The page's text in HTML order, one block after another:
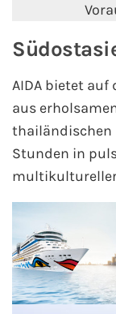
AIDA
AIDA Ostsee
AIDA Orient
AIDA Adria
AIDA
AIDA
Alle AIDA
AIDA bietet auf
aus
thailändischen
Stunden in